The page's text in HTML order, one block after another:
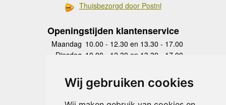
Wij gebruiken cookies
Thuisbezorgd door Postnl
Openingstijden klantenservice
Maandag 10.00 - 12.30 en 13.30 - 17.00
Dinsdag 10.00 - 12.30 en 13.30 - 17.00
Donderdag
10.00 - 12.30 en 13.30 - 17.00
Vrijdag 10.00 - 12.30 en 13.30 - 17.00
Zaterdag
gesloten